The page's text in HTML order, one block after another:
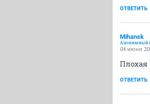
ОТВЕТИТЬ
Mihansk
Анонимный
04 июня
Плохая
ОТВЕТИТЬ